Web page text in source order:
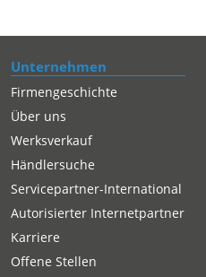
Unternehmen
Firmengeschichte
Über uns
Werksverkauf
Händlersuche
Servicepartner-International
Autorisierter Internetpartner
Karriere
Offene Stellen